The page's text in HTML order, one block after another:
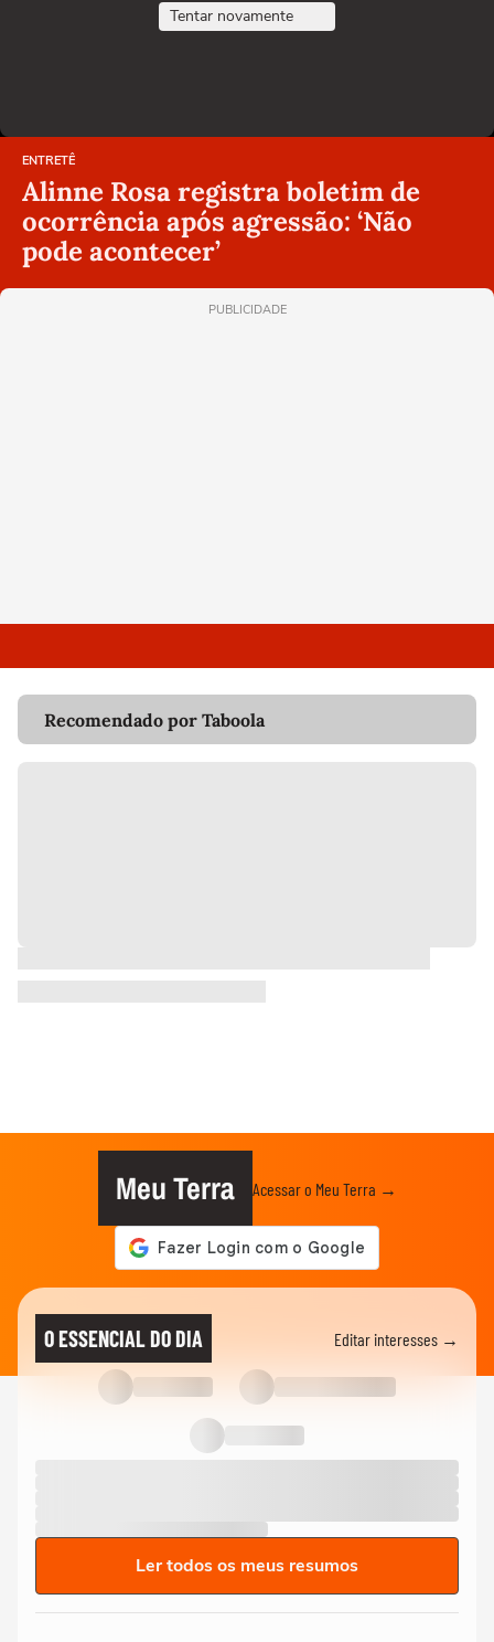
Tentar novamente
ENTRETÊ
Alinne Rosa registra boletim de
ocorrência após agressão: ‘Não
pode acontecer’
PUBLICIDADE
Recomendado por Taboola
Meu Terra Acessar o Meu Terra →
O ESSENCIAL DO DIA Editar interesses →
Ler todos os meus resumos